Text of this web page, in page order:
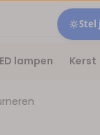
Stel
lampen Kerst